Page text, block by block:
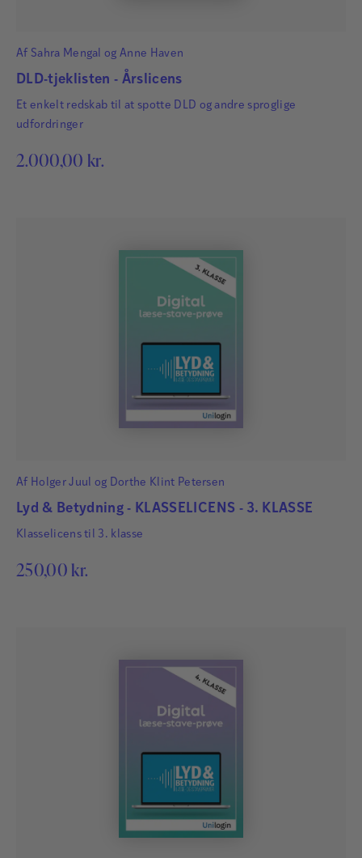
Af Sahra Mengal ogAnne Haven
DLD-tjeklisten - Årslicens
Et enkelt redskab til at spotte DLD og andre sproglige
udfordringer
2.000,00 kr.
Af Holger Juul og Dorthe Klint Petersen
Lyd & Betydning - KLASSELICENS - 3. KLASSE
Klasselicens til 3. klasse
250,00 kr.